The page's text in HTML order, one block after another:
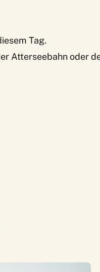
Tag.
Atterseebahn oder